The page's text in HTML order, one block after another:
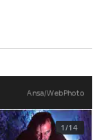
Ansa/WebPhoto
1/14